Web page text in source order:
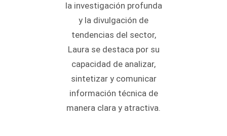
la investigación profunda
y la divulgación de
tendencias del sector,
Laura se destaca por su
capacidad de analizar,
sintetizar y comunicar
información técnica de
manera clara y atractiva.